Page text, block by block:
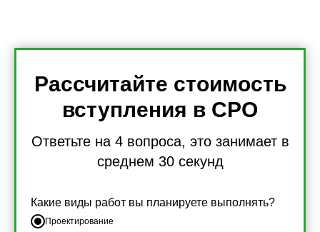
Рассчитайте стоимость
вступления в СРО
Ответьте на 4 вопроса, это занимает в
среднем 30 секунд
Какие виды работ вы планируете выполнять?
Проектирование